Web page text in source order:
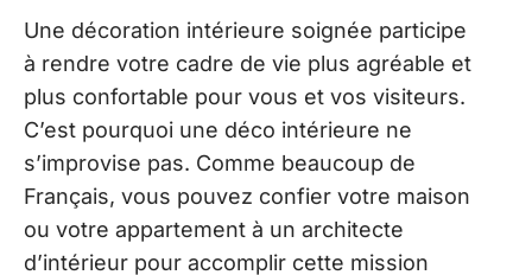
Une décoration intérieure soignée participe
à rendre votre cadre de vie plus agréable et
plus confortable pour vous et vos visiteurs.
C’est pourquoi une déco intérieure ne
s’improvise pas. Comme beaucoup de
Français, vous pouvez confier votre maison
ou votre appartement à un architecte
d’intérieur pour accomplir cette mission